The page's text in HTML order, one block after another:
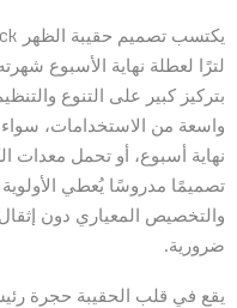
لترًا لعطلة نهاية الأسبوع
بتركيز كبير على التنوع
واسعة من الاستخدامات،
تصميمًا مدروسًا يُعطي
والتخصيص المعياري دون
ضرورية.
يقع في قلب الحقيبة حجرة